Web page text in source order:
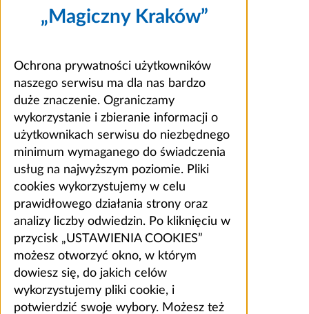
„Magiczny Kraków”
Ochrona prywatności użytkowników
naszego serwisu ma dla nas bardzo
duże znaczenie. Ograniczamy
wykorzystanie i zbieranie informacji o
użytkownikach serwisu do niezbędnego
minimum wymaganego do świadczenia
usług na najwyższym poziomie. Pliki
cookies wykorzystujemy w celu
prawidłowego działania strony oraz
analizy liczby odwiedzin. Po kliknięciu w
przycisk „USTAWIENIA COOKIES”
możesz otworzyć okno, w którym
dowiesz się, do jakich celów
wykorzystujemy pliki cookie, i
potwierdzić swoje wybory. Możesz też